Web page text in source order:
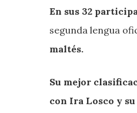
En sus 32
segunda lengua
maltés.
Su mejor
con Ira Losco y su